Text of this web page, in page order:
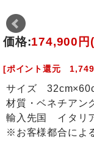
価格:174,900円
[ポイント還元 1,749
サイズ
材質・ベネチアン
輸入先国 イタリ
※お客様都合によ